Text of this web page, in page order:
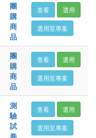
團
購
商
品
查看 選用
選用至專案
團
購
商
品
查看 選用
選用至專案
測
驗
試
卷
查看 選用
選用至專案